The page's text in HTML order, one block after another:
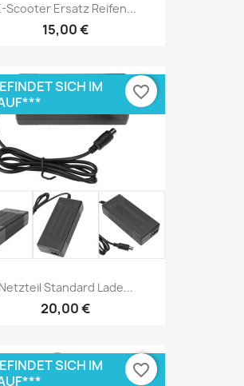
Scooter Ersatz Reifen...
15,00 €
Netzteil Standard Lade...
20,00 €
SICH IM
favorite_border
SICH IM
favorite_border